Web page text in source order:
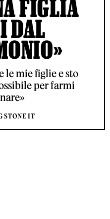
FIGLIA
DAL
le mie figlie e sto
per farmi
STONE IT